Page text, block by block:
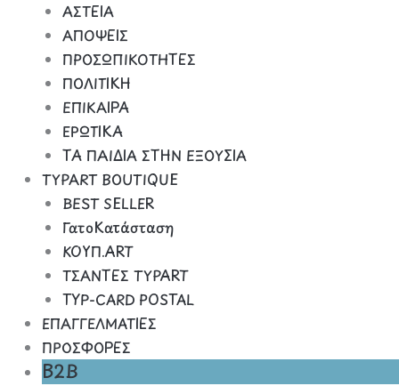
ΑΣΤΕΙΑ
ΑΠΟΨΕΙΣ
ΠΡΟΣΩΠΙΚΟΤΗΤΕΣ
ΠΟΛΙΤΙΚΗ
ΕΠΙΚΑΙΡΑ
ΕΡΩΤΙΚΑ
ΤΑ ΠΑΙΔΙΑ ΣΤΗΝ ΕΞΟΥΣΙΑ
TYPART BOUTIQUE
BEST SELLER
ΓατοΚατάσταση
ΚΟΥΠ.ART
ΤΣΑΝΤΕΣ TYPART
TYP-CARD POSTAL
ΕΠΑΓΓΕΛΜΑΤΙΕΣ
ΠΡΟΣΦΟΡΕΣ
B2B